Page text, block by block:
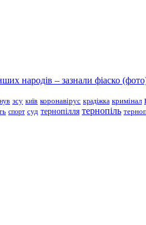
народів – зазнали фіаско
зсу київ коронавірус крадіжка кримінал
спорт суд тернопілля тернопіль